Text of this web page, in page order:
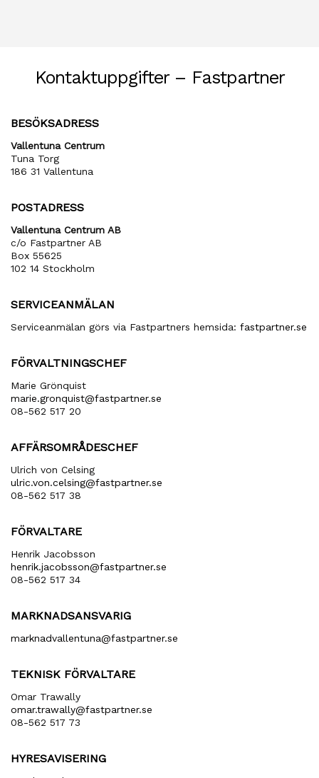
Kontaktuppgifter – Fastpartner
BESÖKSADRESS
Vallentuna Centrum
Tuna Torg
186 31 Vallentuna
POSTADRESS
Vallentuna Centrum AB
c/o Fastpartner AB
Box 55625
102 14 Stockholm
SERVICEANMÄLAN
Serviceanmälan görs via Fastpartners hemsida: fastpartner.se
FÖRVALTNINGSCHEF
Marie Grönquist
marie​.gronquist​@fastpartner​.se
08-562 517 20
AFFÄRSOMRÅDESCHEF
Ulrich von Celsing
ulric​.von​.celsing​@fastpartner​.se
08-562 517 38
FÖRVALTARE
Henrik Jacobsson
henrik​.jacobsson​@fastpartner​.se
08-562 517 34
MARKNADSANSVARIG
marknadvallentuna​@fastpartner​.se
TEKNISK FÖRVALTARE
Omar Trawally
omar.trawally@fastpartner.se
08-562 517 73
HYRESAVISERING